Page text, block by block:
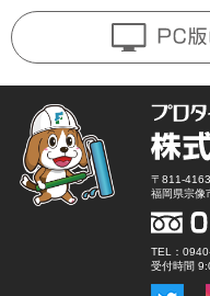
〒811-4163
福岡県宗像
TEL：
受付時間